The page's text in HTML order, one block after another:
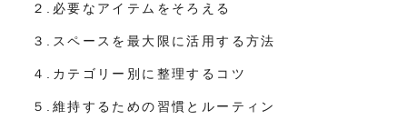
２.必要なアイテムをそろえる
３.スペースを最大限に活用する方法
４.カテゴリー別に整理するコツ
５.維持するための習慣とルーティン